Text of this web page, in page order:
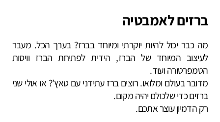
ברזים לאמבטיה
מה כבר יכול להיות יוקרתי ומיוחד בברז? בערך הכל. מעבר
לעיצוב המיוחד של הברז, הידית לפתיחת הברז וויסות
הטמפרטורה ועוד.
מדובר בעולם ומלואו. רוצים ברז עתידני עם טאץ’? או אולי שני
ברזים כדי שלכולם יהיה מקום.
רק הדמיון עוצר אתכם.